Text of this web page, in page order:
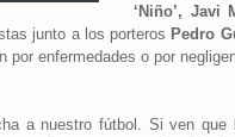
‘Niño’, Javi
junto a los porteros Pedro
enfermedades o por
a nuestro fútbol. Si ven